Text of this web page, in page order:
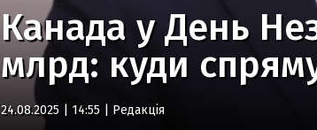
Канада у День
млрд: куди
24.08.2025 | 14:55 | Редакція